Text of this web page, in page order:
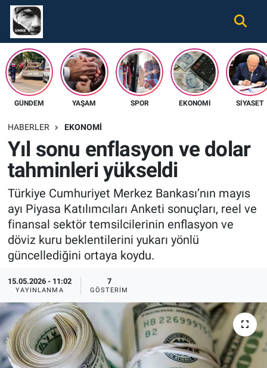
GÜNDEM YAŞAM SPOR EKONOMI SIYASET
HABERLER EKONOMI
Yıl sonu enflasyon ve dolar
tahminleri yükseldi
Türkiye Cumhuriyet Merkez Bankası’nın mayıs
ayı Piyasa Katılımcıları Anketi sonuçları, reel ve
finansal sektör temsilcilerinin enflasyon ve
döviz kuru beklentilerini yukarı yönlü
güncellediğini ortaya koydu.
15.05.2026 - 11:02
YAYINLANMA
7
GÖSTERIM
Gündem
Ekonomi
Spor
Tüm Haberler
İletişim
Künye
Nöbetçi Eczaneler
Hava Durumu
Namaz Vakitleri
Süper Lig Puan Durumu ve Fikstür
Tüm Manşetler
Son Dakika Haberleri
Haber Arşivi